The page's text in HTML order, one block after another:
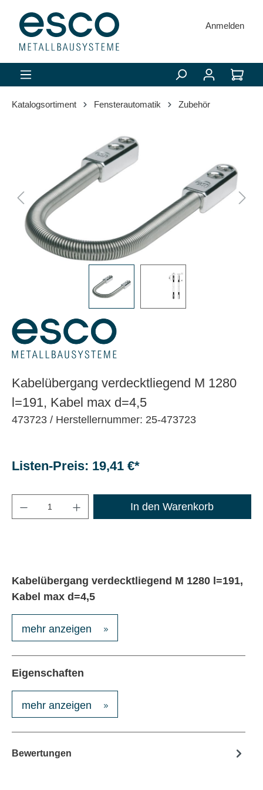
springen
Anmelden
Katalogsortiment Fensterautomatik Zubehör
Kabelübergang verdecktliegend M 1280
l=191, Kabel max d=4,5
473723 / Herstellernummer: 25-473723
Listen-Preis: 19,41 €*
Maximale Bestellmenge: 1200
In den Warenkorb
Kabelübergang verdecktliegend M 1280 l=191,
Kabel max d=4,5
mehr anzeigen
Eigenschaften
mehr anzeigen
Bewertungen